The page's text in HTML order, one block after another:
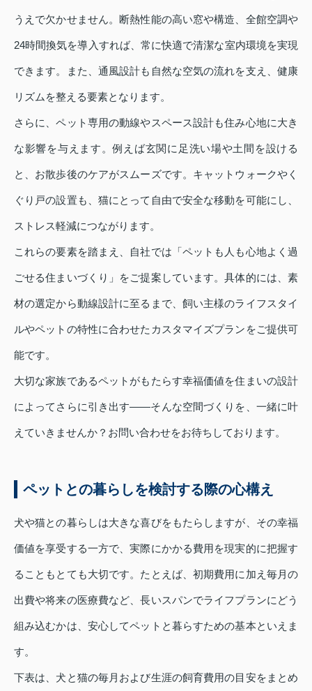
うえで欠かせません。断熱性能の高い窓や構造、全館空調や
24時間換気を導入すれば、常に快適で清潔な室内環境を実現
できます。また、通風設計も自然な空気の流れを支え、健康
リズムを整える要素となります。
さらに、ペット専用の動線やスペース設計も住み心地に大き
な影響を与えます。例えば玄関に足洗い場や土間を設ける
と、お散歩後のケアがスムーズです。キャットウォークやく
ぐり戸の設置も、猫にとって自由で安全な移動を可能にし、
ストレス軽減につながります。
これらの要素を踏まえ、自社では「ペットも人も心地よく過
ごせる住まいづくり」をご提案しています。具体的には、素
材の選定から動線設計に至るまで、飼い主様のライフスタイ
ルやペットの特性に合わせたカスタマイズプランをご提供可
能です。
大切な家族であるペットがもたらす幸福価値を住まいの設計
によってさらに引き出す――そんな空間づくりを、一緒に叶
えていきませんか？お問い合わせをお待ちしております。
ペットとの暮らしを検討する際の心構え
犬や猫との暮らしは大きな喜びをもたらしますが、その幸福
価値を享受する一方で、実際にかかる費用を現実的に把握す
ることもとても大切です。たとえば、初期費用に加え毎月の
出費や将来の医療費など、長いスパンでライフプランにどう
組み込むかは、安心してペットと暮らすための基本といえま
す。
下表は、犬と猫の毎月および生涯の飼育費用の目安をまとめ